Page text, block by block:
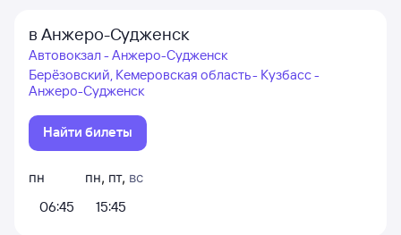
в Анжеро-Судженск
Автовокзал - Анжеро-Судженск
Берёзовский, Кемеровская область - Кузбасс -
Анжеро-Судженск
Найти билеты
пн
06:45
пн, пт, вс
15:45